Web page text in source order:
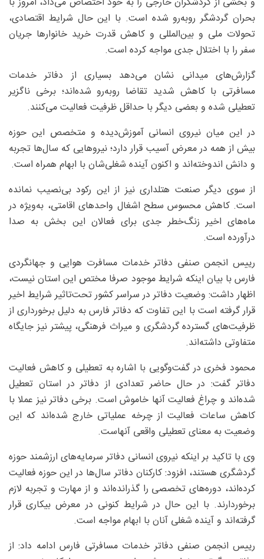
بحران گردشگر روبه‌رو شده است. با این حال شرایط اقتصادی،
تحولات ملی و بین‌المللی و کاهش قدرت خرید خانوارها جریان
سفر را با اختلال جدی مواجه کرده است.
گزارش‌های میدانی نشان می‌دهد بسیاری از دفاتر خدمات
مسافرتی با کاهش شدید تقاضا روبه‌رو شده‌اند؛ برخی ناگزیر
تعطیلی شده و بعضی دیگر با حداقل ظرفیت فعالیت می‌کنند.
در این میان نیروی انسانی آموزش‌دیده و متخصص این حوزه
بیش از همه در معرض آسیب قرار دارد؛ نیروهایی که سال‌ها تجربه
و دانش اندوخته‌اند و اکنون آینده شغلی‌شان با ابهام همراه است.
از سوی دیگر صنعت هتلداری نیز از این رکود بی‌نصیب نمانده
است. کاهش محسوس سطح اشغال واحدهای اقامتی، به‌ویژه در
ماه‌های اخیر زنگ‌خطر جدی برای فعالان این بخش به صدا
درآورده است.
رییس انجمن صنفی دفاتر خدمات مسافرت هوایی و جهانگردی
فارس با بیان اینکه شرایط موجود صرفا مختص این استان نیست،
اظهار داشت: وضعیت دفاتر در سراسر کشور تحت‌تاثیر شرایط اخیر
قرار گرفته است با این تفاوت که دفاتر فارس به دلیل برخورداری از
ظرفیت‌های گسترده گردشگری و میراث فرهنگی، پیشتر نیز جایگاه
متفاوتی داشته‌اند.
محمود فخری در گفت‌وگویی با اشاره به تعطیلی و کاهش فعالیت
دفاتر گفت: در حال حاضر تعدادی از دفاتر در استان تعطیل
شده‌اند و چراغ فعالیت آنها خاموش است. برخی دفاتر نیز عملا با
کاهش ساعات فعالیت از چرخه عملیاتی خارج شده‌اند که این
وضعیت به معنای تعطیلی واقعی آنهاست.
وی با تاکید بر اینکه نیروی انسانی دفاتر سرمایه‌های ارزشمند حوزه
گردشگری هستند، افزود: کارکنان دفاتر سال‌ها در این حوزه فعالیت
کرده‌اند، دوره‌های تخصصی را گذرانده‌اند و از مهارت و تجربه لازم
برخوردارند. با این حال در شرایط کنونی در معرض بیکاری قرار
گرفته‌اند و آینده شغلی آنان با ابهام مواجه است.
رییس انجمن صنفی دفاتر خدمات مسافرتی فارس ادامه داد: از